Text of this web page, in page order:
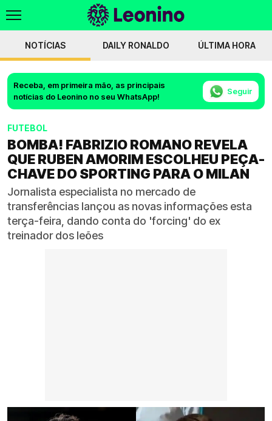
NOTÍCIAS DAILY RONALDO ÚLTIMA HORA
Receba, em primeira mão, as principais
notícias do Leonino no seu WhatsApp!
Seguir
FUTEBOL
BOMBA! FABRIZIO ROMANO REVELA
QUE RUBEN AMORIM ESCOLHEU PEÇA-
CHAVE DO SPORTING PARA O MILAN
Jornalista especialista no mercado de
transferências lançou as novas informações esta
terça-feira, dando conta do 'forcing' do ex
treinador dos leões